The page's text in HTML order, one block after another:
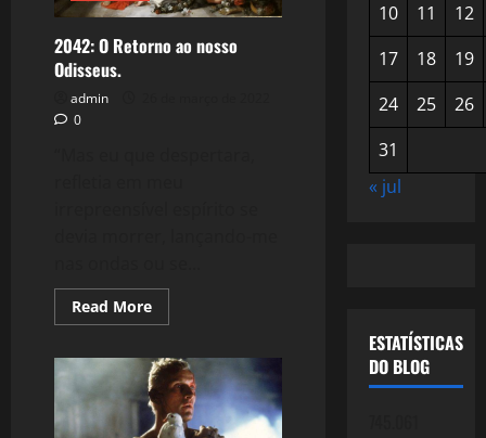
2042: O Retorno ao nosso
Odisseus.
admin
0
Read MoreRead
more
O
Retorno
ao
nosso
Odisseus.
10
11
12
17
18
19
24
25
26
31
« jul
ESTATÍSTICAS
DO BLOG